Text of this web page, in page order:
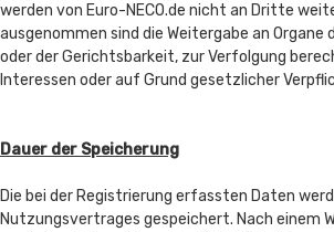
werden von Euro-NECO.de nicht an Dritte
ausgenommen sind die Weitergabe an
oder der Gerichtsbarkeit, zur Verfolgung
Interessen oder auf Grund gesetzlicher
Dauer der Speicherung
Die bei der Registrierung erfassten Daten
Nutzungsvertrages gespeichert. Nach einem